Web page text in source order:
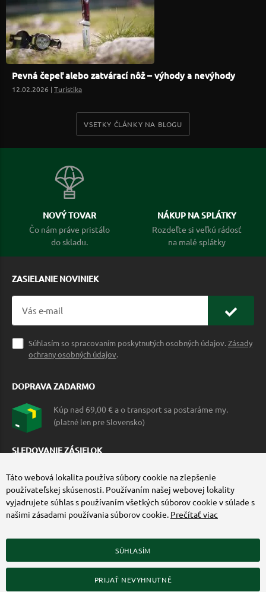
Pevná čepeľ alebo zatvárací nôž – výhody a nevýhody
12.02.2026 |Turistika
VSETKY ČLÁNKY NA BLOGU
NOVÝ TOVAR
Čo nám práve pristálo
do skladu.
NÁKUP NA SPLÁTKY
Rozdeľte si veľkú rádosť
na malé splátky
ZASIELANIE NOVINIEK
Súhlasím so spracovaním poskytnutých osobných údajov.Zásady
ochrany osobných údajov.
DOPRAVA ZADARMO
Kúp nad 69,00 € a o transport sa postaráme my.
(platné len pre Slovensko)
SLEDOVANIE ZÁSIELOK
ZÍSKAJTE VIAC O COMMANDO.SK
Táto webová lokalita používa súbory cookie na zlepšenie
používateľskej skúsenosti. Používaním našej webovej lokality
vyjadrujete súhlas s používaním všetkých súborov cookie v súlade s
našimi zásadami používania súborov cookie. Prečítať viac
SÚHLASÍM
PRIJAŤ NEVYHNUTNÉ